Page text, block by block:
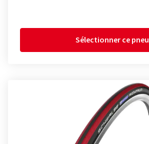
Sélectionner ce pneu